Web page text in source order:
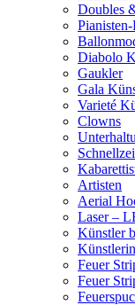
Doubles
Diabolo
Gaukler
Gala
Varieté
Clowns
Artisten
Aerial
Laser –
Künstler
Feuer
Feuer